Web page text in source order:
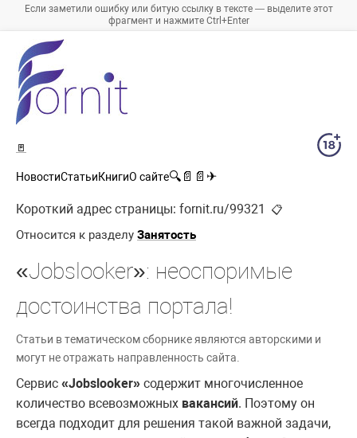
Если заметили ошибку или битую ссылку в тексте — выделите этот
фрагмент и нажмите Ctrl+Enter
🚪
НовостиСтатьиКнигиО сайте🔍 📄 📄 ✈
Короткий адрес страницы: fornit.ru/99321 📋
Относится к разделу Занятость
«Jobslooker»: неоспоримые
достоинства портала!
Статьи в тематическом сборнике являются авторскими и
могут не отражать направленность сайта.
Сервис «Jobslooker» содержит многочисленное
количество всевозможных вакансий. Поэтому он
всегда подходит для решения такой важной задачи,